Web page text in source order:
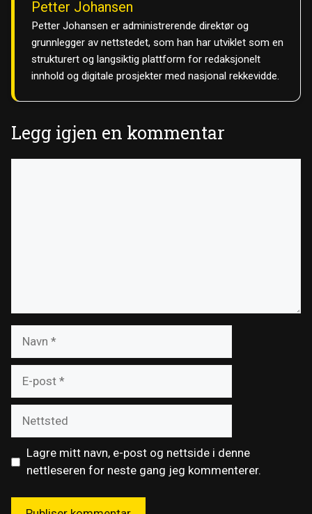
Petter Johansen
Petter Johansen er administrerende direktør og
grunnlegger av nettstedet, som han har utviklet som en
strukturert og langsiktig plattform for redaksjonelt
innhold og digitale prosjekter med nasjonal rekkevidde.
Legg igjen en kommentar
post
Lagre mitt navn, e-post og nettside i denne
nettleseren for neste gang jeg kommenterer.